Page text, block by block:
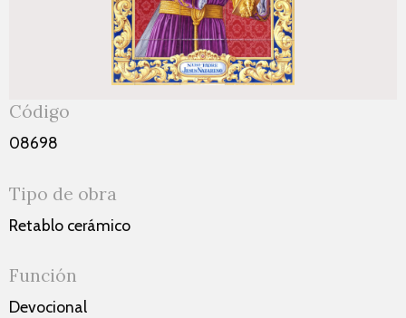
Código
08698
Tipo de obra
Retablo cerámico
Función
Devocional